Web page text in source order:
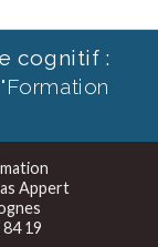
cognitif :
Appert
19